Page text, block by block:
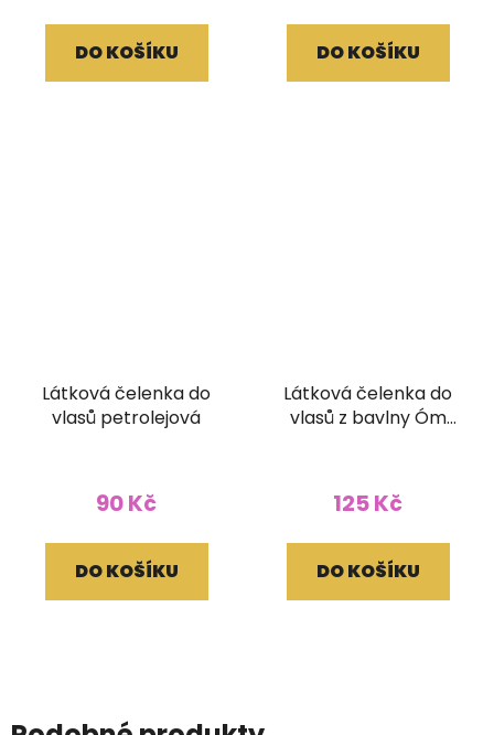
DO KOŠÍKU DO KOŠÍKU
Látková čelenka do
vlasů petrolejová
90 Kč
DO KOŠÍKU
Látková čelenka do
vlasů z bavlny Óm
125 Kč
DO KOŠÍKU